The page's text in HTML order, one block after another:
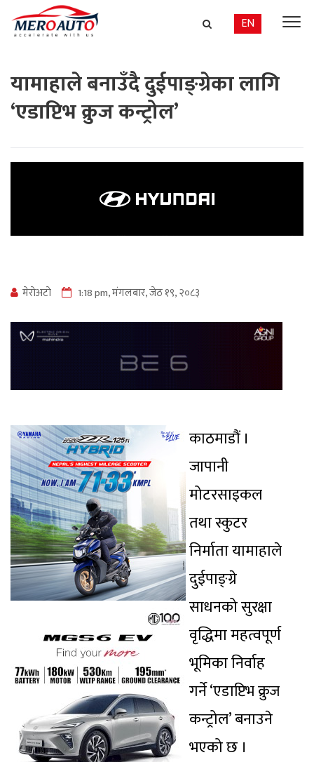
EN
यामाहाले बनाउँदै दुईपाङ्ग्रेका लागि
‘एडाप्टिभ क्रुज कन्ट्रोल’
मेराेअटाे 1:18 pm, मंगलबार, जेठ १९, २०८३
काठमाडौं ।
जापानी
मोटरसाइकल
तथा स्कुटर
निर्माता यामाहाले
दुईपाङ्ग्रे
साधनको सुरक्षा
वृद्धिमा महत्वपूर्ण
भूमिका निर्वाह
गर्ने ‘एडाप्टिभ क्रुज
कन्ट्रोल’ बनाउने
भएको छ ।